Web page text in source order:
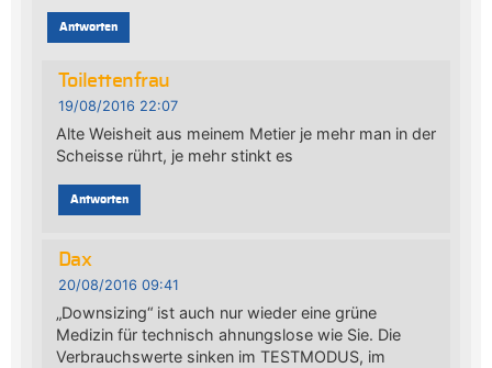
Antworten
Toilettenfrau
19/08/2016 22:07
Alte Weisheit aus meinem Metier je mehr man in der
Scheisse rührt, je mehr stinkt es
Antworten
Dax
20/08/2016 09:41
„Downsizing“ ist auch nur wieder eine grüne
Medizin für technisch ahnungslose wie Sie. Die
Verbrauchswerte sinken im TESTMODUS, im